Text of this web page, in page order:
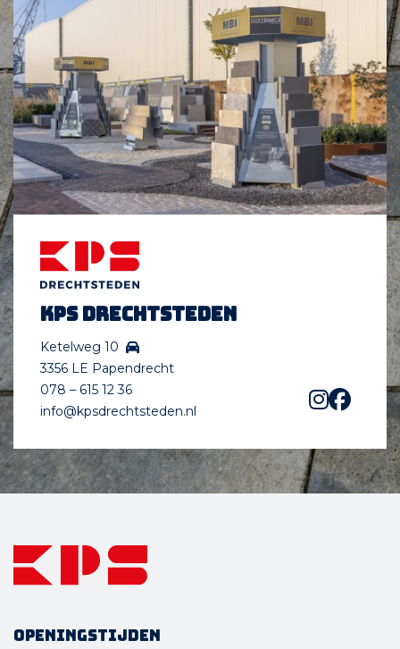
KPS Drechtsteden
Ketelweg 10
3356 LE Papendrecht
078 – 615 12 36
info@kpsdrechtsteden.nl
Openingstijden